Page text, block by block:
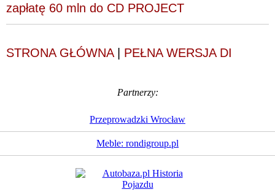
zapłatę 60 mln do CD PROJECT
STRONA GŁÓWNA| PEŁNA WERSJA DI
Partnerzy:
Przeprowadzki Wrocław
Meble: rondigroup.pl